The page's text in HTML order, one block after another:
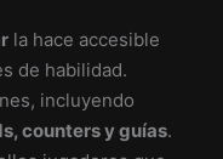
la hace accesible
de habilidad.
incluyendo
counters y guías.